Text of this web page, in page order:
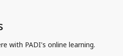
with PADI's online learning.